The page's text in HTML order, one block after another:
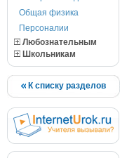
Общая физика
Персоналии
Любознательным
Школьникам
К списку разделов